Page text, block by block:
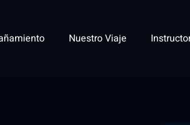
Nuestro Viaje